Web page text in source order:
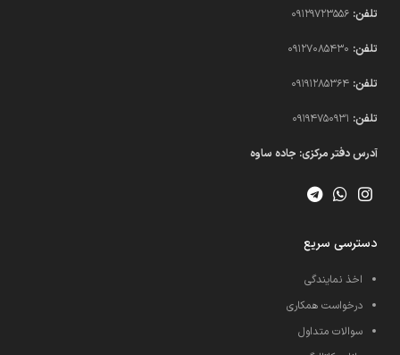
تلفن: 09129723556
تلفن:
تلفن: 09191285364
تلفن:
آدرس دفتر مرکزی: جاده ساوه
دسترسی سریع
اخذ نمایندگی
درخواست همکاری
سوالات متداول